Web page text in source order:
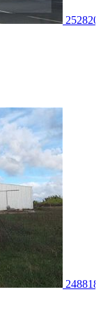
252820
248818